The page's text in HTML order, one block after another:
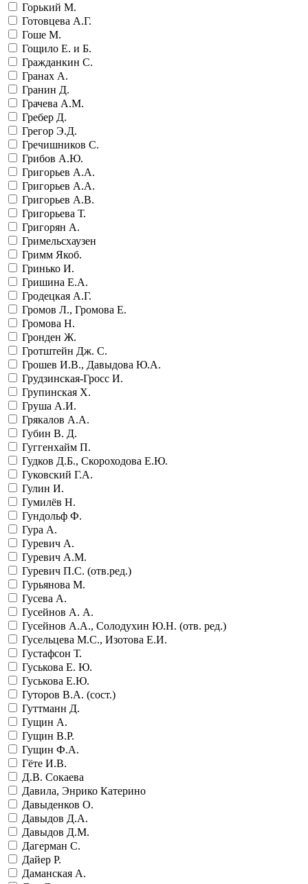
Горький М.
Готовцева А.Г.
Гоше М.
Гощило Е. и Б.
Гражданкин С.
Гранах А.
Гранин Д.
Грачева А.М.
Гребер Д.
Грегор Э.Д.
Гречишников С.
Грибов А.Ю.
Григорьев А.А.
Григорьев А.А.
Григорьев А.В.
Григорьева Т.
Григорян А.
Гримельсхаузен
Гримм Якоб.
Гринько И.
Гришина Е.А.
Гродецкая А.Г.
Громов Л., Громова Е.
Громова Н.
Гронден Ж.
Гротштейн Дж. С.
Грошев И.В., Давыдова Ю.А.
Грудзинская-Гросс И.
Групинская Х.
Груша А.И.
Грякалов А.А.
Губин В. Д.
Гуггенхайм П.
Гудков Д.Б., Скороходова Е.Ю.
Гуковский Г.А.
Гулин И.
Гумилёв Н.
Гундольф Ф.
Гура А.
Гуревич А.
Гуревич А.М.
Гуревич П.С. (отв.ред.)
Гурьянова М.
Гусева А.
Гусейнов А. А.
Гусейнов А.А., Солодухин Ю.Н. (отв. ред.)
Гусельцева М.С., Изотова Е.И.
Густафсон Т.
Гуськова Е. Ю.
Гуськова Е.Ю.
Гуторов В.А. (сост.)
Гуттманн Д.
Гущин А.
Гущин В.Р.
Гущин Ф.А.
Гёте И.В.
Д.В. Сокаева
Давила, Энрико Катерино
Давыденков О.
Давыдов Д.А.
Давыдов Д.М.
Дагерман С.
Дайер Р.
Даманская А.